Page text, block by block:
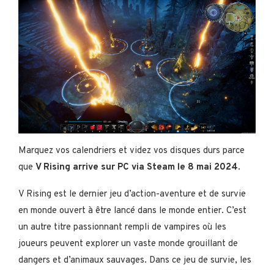
Marquez vos calendriers et videz vos disques durs parce
que V Rising arrive sur PC via Steam le 8 mai 2024.
V Rising est le dernier jeu d’action-aventure et de survie
en monde ouvert à être lancé dans le monde entier. C’est
un autre titre passionnant rempli de vampires où les
joueurs peuvent explorer un vaste monde grouillant de
dangers et d’animaux sauvages. Dans ce jeu de survie, les